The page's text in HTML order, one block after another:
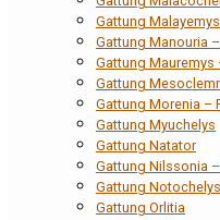
Gattung Malayemys
Gattung Manouria
Gattung
Gattung
Gattung Morenia –
Gattung Myuchelys
Gattung Natator
Gattung Nilssonia
Gattung Notochelys
Gattung Orlitia